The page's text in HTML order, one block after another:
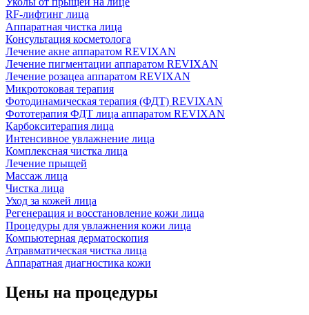
RF-лифтинг лица
Аппаратная чистка лица
Консультация косметолога
Лечение акне аппаратом REVIXAN
Лечение пигментации аппаратом REVIXAN
Лечение розацеа аппаратом REVIXAN
Микротоковая терапия
Фотодинамическая терапия (ФДТ) REVIXAN
Фототерапия ФДТ лица аппаратом REVIXAN
Карбокситерапия лица
Интенсивное увлажнение лица
Комплексная чистка лица
Лечение прыщей
Массаж лица
Чистка лица
Уход за кожей лица
Регенерация и восстановление кожи лица
Процедуры для увлажнения кожи лица
Компьютерная дерматоскопия
Атравматическая чистка лица
Аппаратная диагностика кожи
Цены на процедуры